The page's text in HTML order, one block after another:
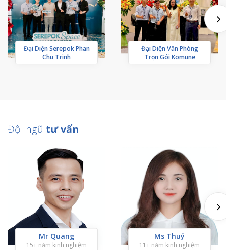
Đại Diện Serepok Phan
Chu Trinh
Đại Diện Văn Phòng
Trọn Gói Komune
Đội ngũ tư vấn
Mr Quang
15+ năm kinh nghiệm
Ms Thuý
11+ năm kinh nghiệm